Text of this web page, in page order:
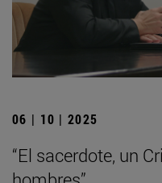
06 | 10 | 2025
“El sacerdote, un